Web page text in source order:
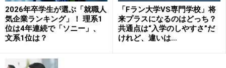
中の景気に影響されて売上が上がっているケースもあ
る。当然商品のブームが去り、景気が後退して顧客から
選ばれるようになると独自の強みがないことで、途端に
2026年卒学生が選ぶ「就職人
気企業ランキング」！ 理系1
位は4年連続で「ソニー」、
文系1位は？
「Fラン大学VS専門学校」将
来プラスになるのはどっち？
共通点は“入学のしやすさ”だ
けれど、違いは…